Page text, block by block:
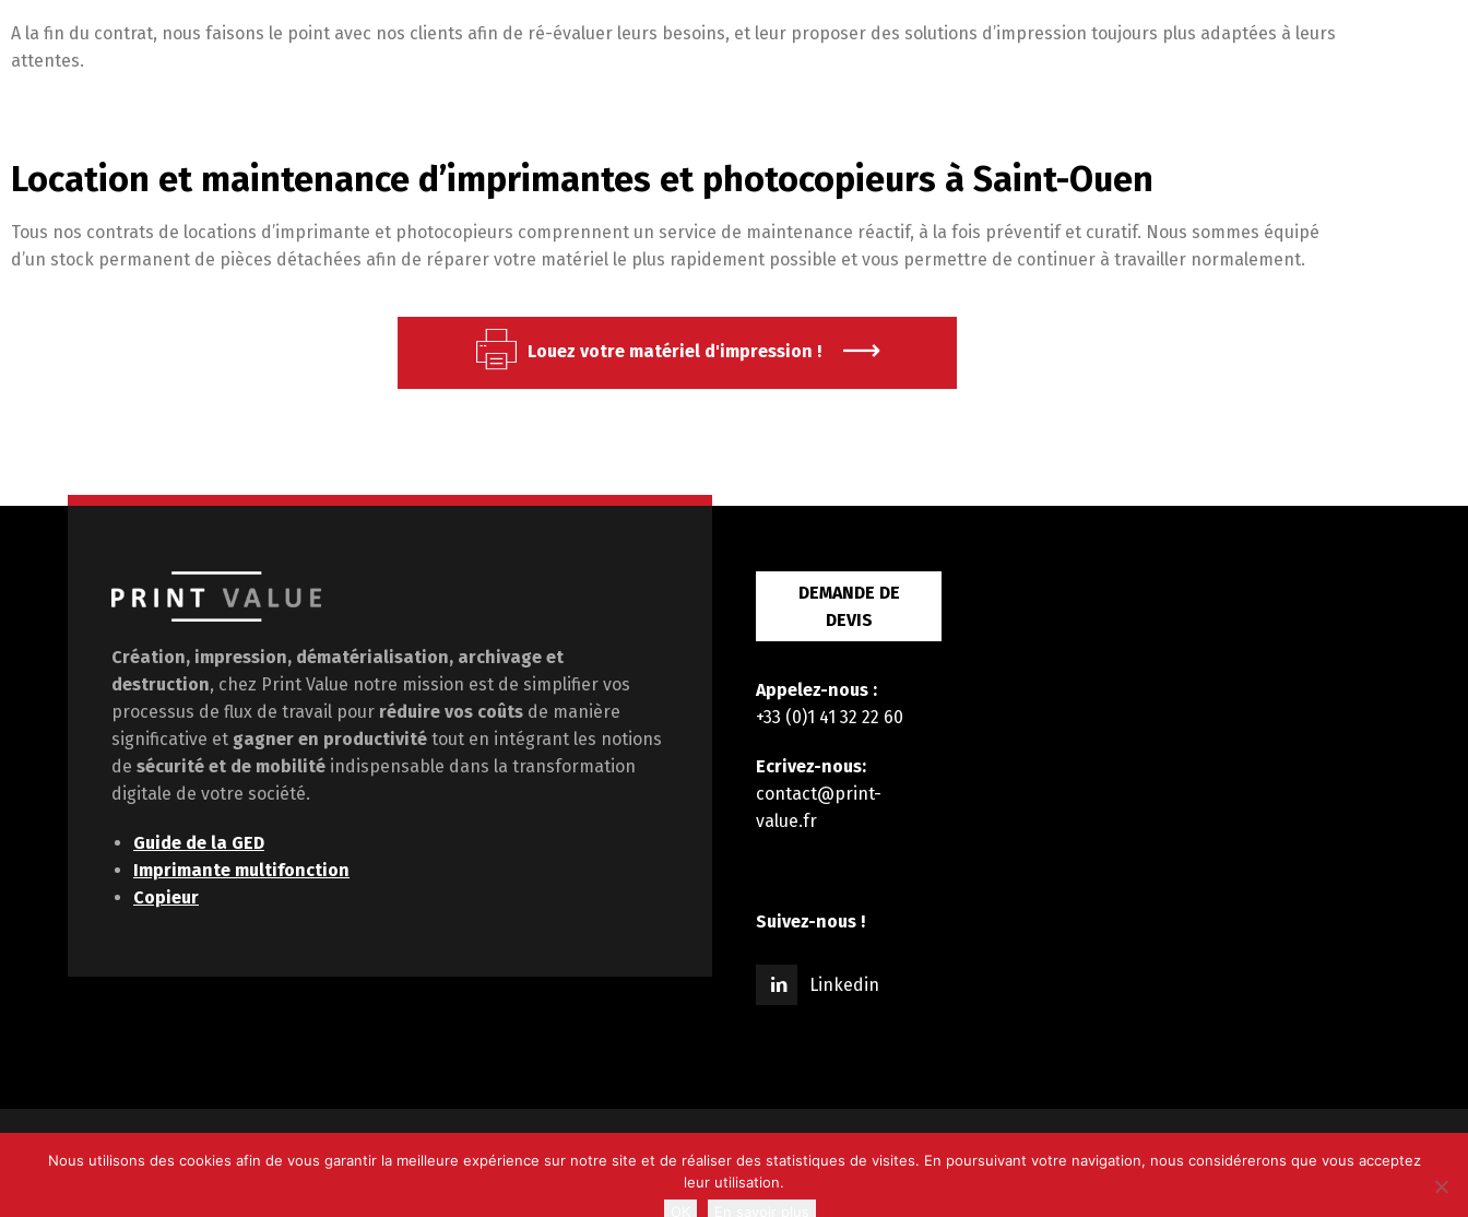
A la fin du contrat, nous faisons le point avec nos clients afin de ré-évaluer leurs besoins, et leur proposer des solutions d’impression toujours plus adaptées à leurs
attentes.
Location et maintenance d’imprimantes et photocopieurs à Saint-Ouen
Tous nos contrats de locations d’imprimante et photocopieurs comprennent un service de maintenance réactif, à la fois préventif et curatif. Nous sommes équipé
d’un stock permanent de pièces détachées afin de réparer votre matériel le plus rapidement possible et vous permettre de continuer à travailler normalement.
Louez votre matériel d'impression !
Création, impression, dématérialisation, archivage et
destruction, chez Print Value notre mission est de simplifier vos
processus de flux de travail pour réduire vos coûts de manière
significative et gagner en productivité tout en intégrant les notions
de sécurité et de mobilité indispensable dans la transformation
digitale de votre société.
Guide de la GED
Imprimante multifonction
Copieur
DEMANDE DE
DEVIS
Appelez-nous :
+33 (0)1 41 32 22 60
Ecrivez-nous:
contact@print-
value.fr
Suivez-nous !
Linkedin
Recrutement
Nous utilisons des cookies afin de vous garantir la meilleure expérience sur notre site et de réaliser des statistiques de visites. En poursuivant votre navigation, nous considérerons que vous acceptez
leur utilisation.